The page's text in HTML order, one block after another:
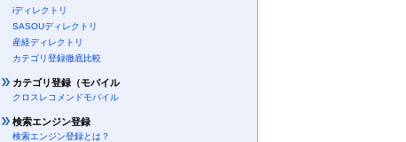
iディレクトリ
SASOUディレクトリ
産経ディレクトリ
カテゴリ登録徹底比較
カテゴリ登録（モバイル
クロスレコメンドモバイル
検索エンジン登録
検索エンジン登録とは？